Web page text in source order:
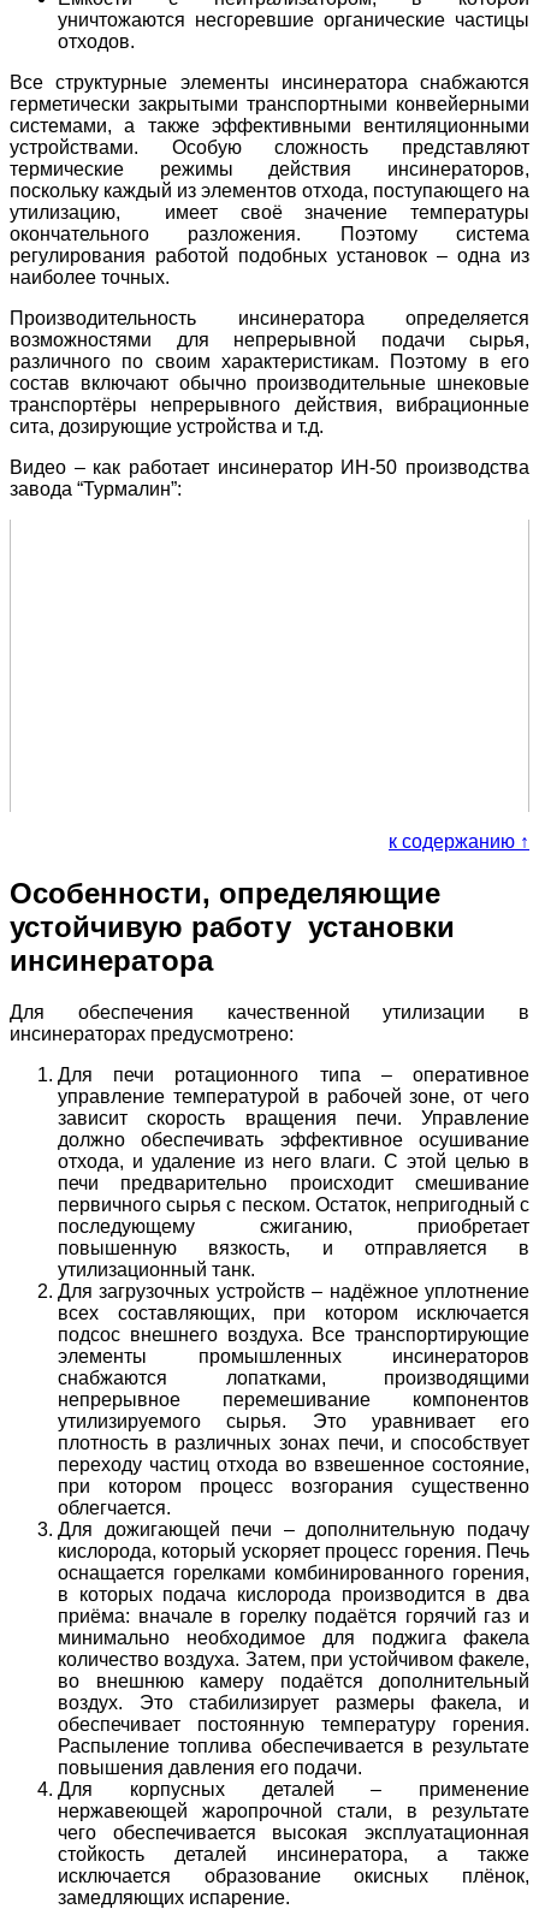
уничтожаются несгоревшие органические частицы
отходов.
Все структурные элементы инсинератора снабжаются
герметически закрытыми транспортными конвейерными
системами, а также эффективными вентиляционными
устройствами. Особую сложность представляют
термические режимы действия инсинераторов,
поскольку каждый из элементов отхода, поступающего на
утилизацию, имеет своё значение температуры
окончательного разложения. Поэтому система
регулирования работой подобных установок – одна из
наиболее точных.
Производительность инсинератора определяется
возможностями для непрерывной подачи сырья,
различного по своим характеристикам. Поэтому в его
состав включают обычно производительные шнековые
транспортёры непрерывного действия, вибрационные
сита, дозирующие устройства и т.д.
Видео – как работает инсинератор ИН-50 производства
завода “Турмалин”:
к содержанию ↑
Особенности, определяющие
устойчивую работу установки
инсинератора
Для обеспечения качественной утилизации в
инсинераторах предусмотрено:
Для печи ротационного типа – оперативное
управление температурой в рабочей зоне, от чего
зависит скорость вращения печи. Управление
должно обеспечивать эффективное осушивание
отхода, и удаление из него влаги. С этой целью в
печи предварительно происходит смешивание
первичного сырья с песком. Остаток, непригодный с
последующему сжиганию, приобретает
повышенную вязкость, и отправляется в
утилизационный танк.
Для загрузочных устройств – надёжное уплотнение
всех составляющих, при котором исключается
подсос внешнего воздуха. Все транспортирующие
элементы промышленных инсинераторов
снабжаются лопатками, производящими
непрерывное перемешивание компонентов
утилизируемого сырья. Это уравнивает его
плотность в различных зонах печи, и способствует
переходу частиц отхода во взвешенное состояние,
при котором процесс возгорания существенно
облегчается.
Для дожигающей печи – дополнительную подачу
кислорода, который ускоряет процесс горения. Печь
оснащается горелками комбинированного горения,
в которых подача кислорода производится в два
приёма: вначале в горелку подаётся горячий газ и
минимально необходимое для поджига факела
количество воздуха. Затем, при устойчивом факеле,
во внешнюю камеру подаётся дополнительный
воздух. Это стабилизирует размеры факела, и
обеспечивает постоянную температуру горения.
Распыление топлива обеспечивается в результате
повышения давления его подачи.
Для корпусных деталей – применение
нержавеющей жаропрочной стали, в результате
чего обеспечивается высокая эксплуатационная
стойкость деталей инсинератора, а также
исключается образование окисных плёнок,
замедляющих испарение.